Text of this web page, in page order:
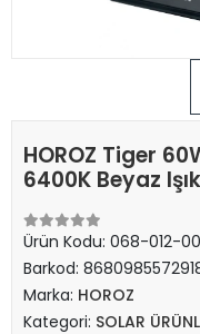
HOROZ Tiger
6400K Beyaz Işık
Ürün Kodu: 068-012-
Barkod:
Marka: HOROZ
Kategori: SOLAR